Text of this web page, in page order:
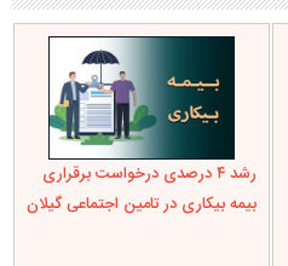
رشد ۴ درصدی درخواست برقراری
بیمه بیکاری در تامین اجتماعی گیلان